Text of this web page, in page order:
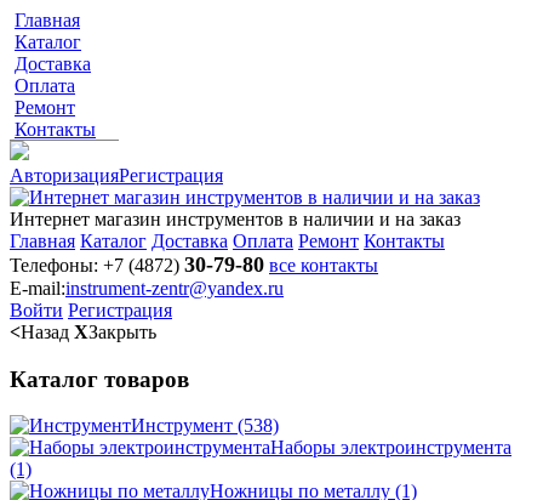
Главная
Каталог
Доставка
Оплата
Ремонт
Контакты
АвторизацияРегистрация
Интернет магазин инструментов в наличии и на заказ
Главная Каталог Доставка Оплата Ремонт Контакты
Телефоны: +7 (4872) 30-79-80 все контакты
E-mail:instrument-zentr@yandex.ru
Войти Регистрация
<Назад XЗакрыть
Каталог товаров
Инструмент (538)
Наборы электроинструмента
(1)
Ножницы по металлу (1)